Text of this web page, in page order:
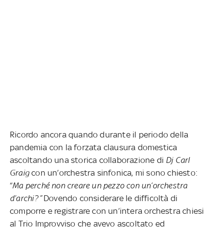
Ricordo ancora quando durante il periodo della
pandemia con la forzata clausura domestica
ascoltando una storica collaborazione di Dj Carl
Graigcon un’orchestra sinfonica, mi sono chiesto:
“Ma perché non creare un pezzo con un’orchestra
d’archi?”Dovendo considerare le difficoltà di
comporre e registrare con un’intera orchestra chiesi
al Trio Improvviso che avevo ascoltato ed